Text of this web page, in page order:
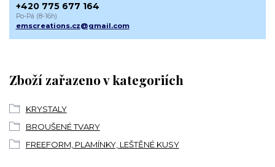
Zboží zařazeno v kategoriích
KRYSTALY
BROUŠENÉ TVARY
FREEFORM, PLAMÍNKY, LEŠTĚNÉ KUSY
+420 775 677 164
Po-Pá (8-16h)
emscreations.cz@gmail.com